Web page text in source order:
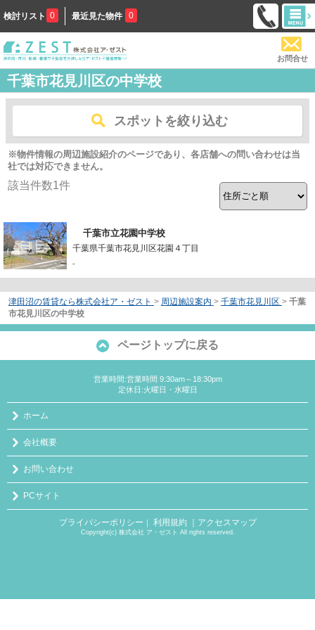
検討リスト 0 最近見た物件 0
お問合せ
千葉市花見川区の中学校
スポットを絞り込む
※物件情報の周辺施設紹介のページであり、各店舗への問い合わせは当
社では対応できません。
該当件数1件
千葉市立花園中学校
千葉県千葉市花見川区花園４丁目
-
津田沼の賃貸なら株式会社ア・ゼスト > 周辺施設案内 > 千葉市花見川区 > 千葉
市花見川区の中学校
ページトップに戻る
営業時間:営業時間 9:30am～18:30pm
定休日:火曜日・水曜日
ホーム
会社概要
お問い合わせ
PCサイト
プライバシーポリシー ｜ 利用規約 ｜アクセスマップ
Copyright(c) 株式会社 ア・ゼスト All rights reserved.